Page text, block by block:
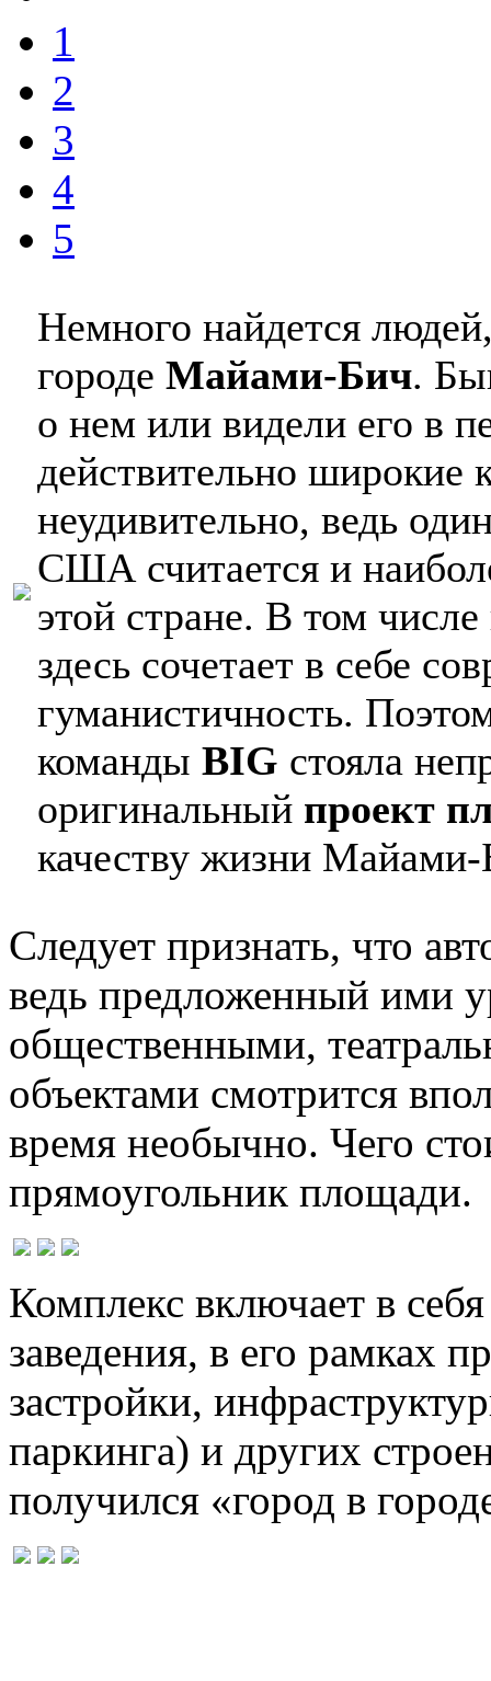
1
2
3
4
5
Немного найдется
городе Майами-Бич.
о нем или видели его в
действительно широкие
неудивительно, ведь
США считается и
этой стране. В том
здесь сочетает в себе
гуманистичность.
команды BIG стояла
оригинальный проект
качеству жизни
Следует признать, что
ведь предложенный ими
общественными,
объектами смотрится
время необычно. Чего
прямоугольник площади.
Комплекс включает в
заведения, в его рамках
застройки,
паркинга) и других
получился «город в